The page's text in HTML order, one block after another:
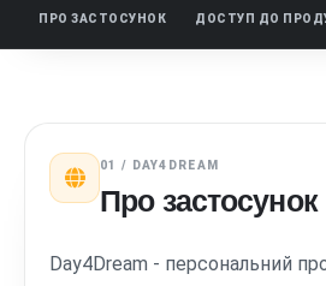
ПРО ЗАСТОСУНОК ДОСТУП ДО
01 / DAY4DREAM
Про застосунок
Day4Dream - персональний